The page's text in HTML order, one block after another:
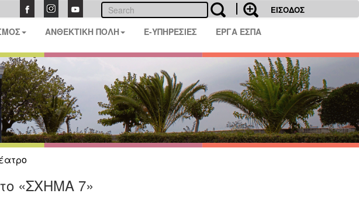
ΕΙΣΟΔΟΣ
ΑΝΘΕΚΤΙΚΗ ΠΟΛΗ E-ΥΠΗΡΕΣΙΕΣ ΕΡΓΑ ΕΣΠΑ
«ΣΧΗΜΑ 7»